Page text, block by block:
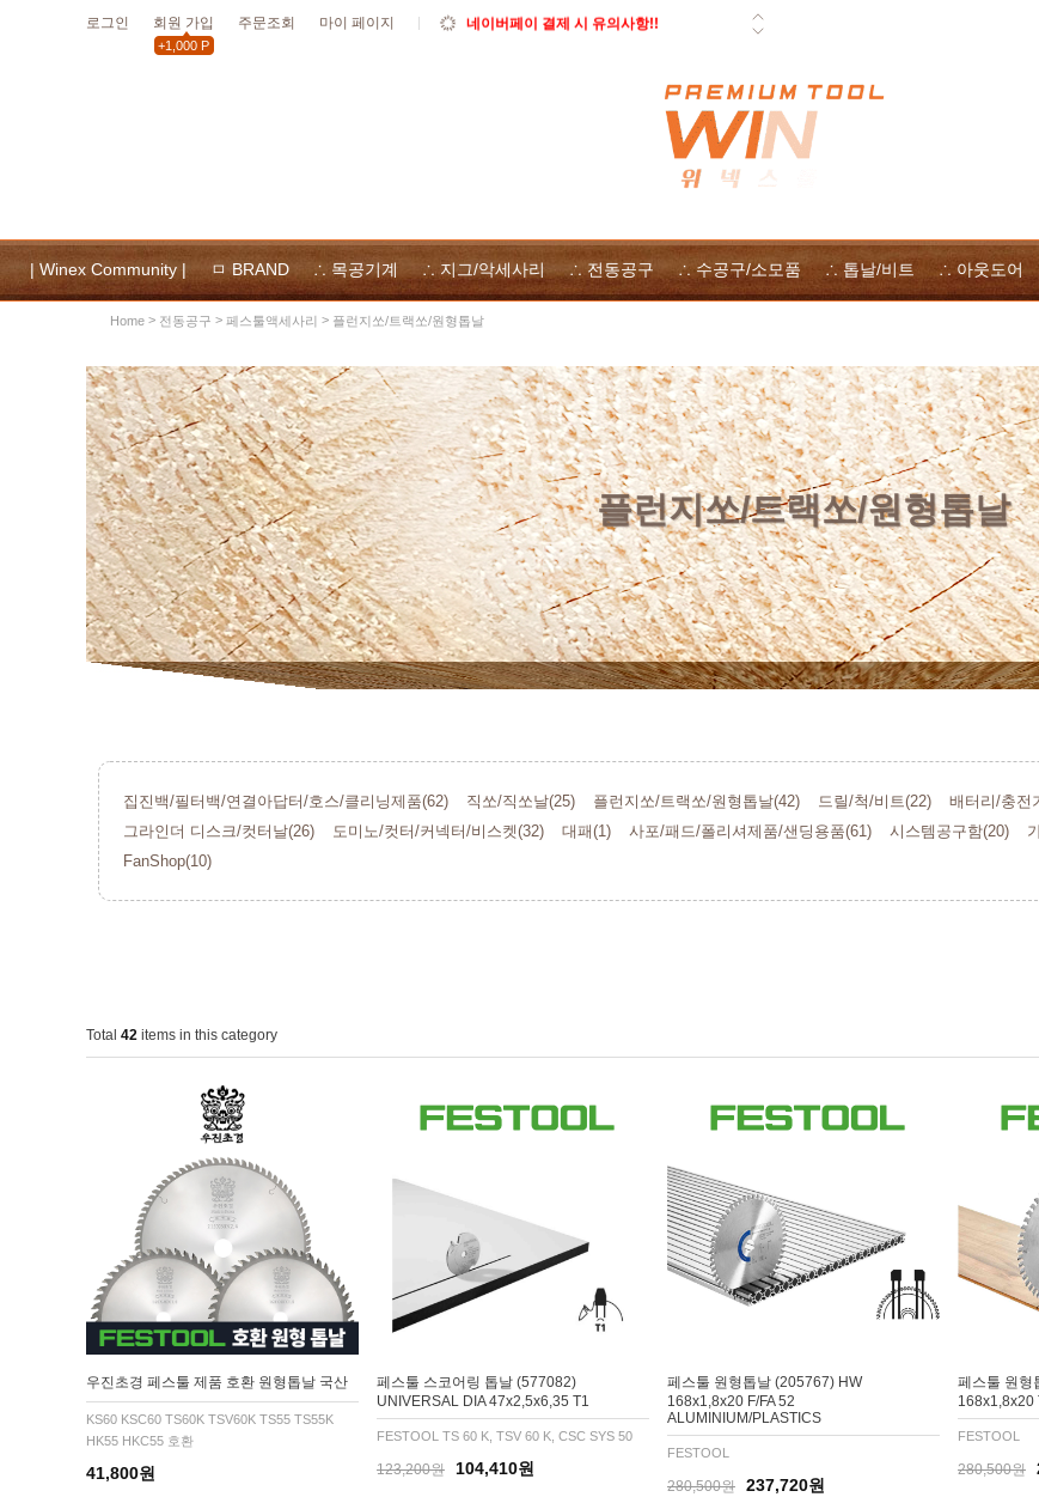
로그인 회원 가입
+1,000 P
주문조회 마이 페이지
10월19일 페스툴 오픈데이 - 사은품, 즉시
위넥스툴 자사몰 쿠폰 다운로드
| Winex Community | ㅁ BRAND ∴ 목공기계 ∴ 지그/악세사리 ∴ 전동공구 ∴ 수공구/소모품 ∴ 톱날/비트 ∴ 아웃도어
Home > 전동공구 > 페스툴액세사리 > 플런지쏘/트랙쏘/원형톱날
플런지쏘/트랙쏘/원형톱날
집진백/필터백/연결아답터/호스/클리닝제품(62) 직쏘/직쏘날(25) 플런지쏘/트랙쏘/원형톱날(42) 드릴/척/비트(22) 배터리/충전
그라인더 디스크/컷터날(26)
도미노/컷터/커넥터/비스켓(32) 대패(1) 사포/패드/폴리셔제품/샌딩용품(61) 시스템공구함(20)
FanShop(10)
Total 42 items in this category
우진초경 페스툴 제품 호환 원형톱날 국산
KS60 KSC60 TS60K TSV60K TS55 TS55K
HK55 HKC55 호환
41,800원
페스툴 스코어링 톱날 (577082)
UNIVERSAL DIA 47x2,5x6,35 T1
FESTOOL TS 60 K, TSV 60 K, CSC SYS 50
123,200원 104,410원
페스툴 원형톱날 (205767) HW
168x1,8x20 F/FA 52
ALUMINIUM/PLASTICS
FESTOOL
280,500원 237,720원
페스툴 원형
168x1,8x20
FESTOOL
280,500원